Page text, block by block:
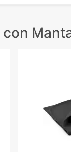
con